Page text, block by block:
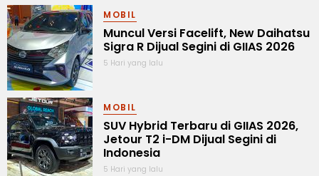
MOBIL
Muncul Versi Facelift, New Daihatsu
Sigra R Dijual Segini di GIIAS 2026
5 Hari yang lalu
MOBIL
SUV Hybrid Terbaru di GIIAS 2026,
Jetour T2 i-DM Dijual Segini di
Indonesia
5 Hari yang lalu